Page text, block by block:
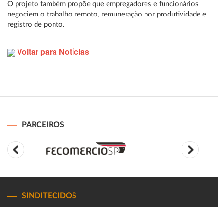
O projeto também propõe que empregadores e funcionários
negociem o trabalho remoto, remuneração por produtividade e
registro de ponto.
Voltar para Notícias
PARCEIROS
SINDITECIDOS